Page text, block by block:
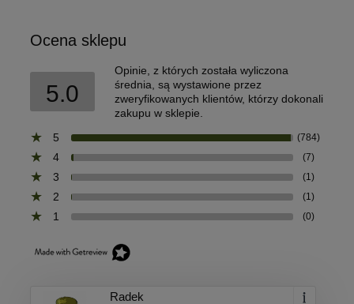
Ocena sklepu
5.0
Opinie, z których została wyliczona
średnia, są wystawione przez
zweryfikowanych klientów, którzy dokonali
zakupu w sklepie.
5
(784)
4 (7)
3 (1)
2 (1)
1 (0)
Radek